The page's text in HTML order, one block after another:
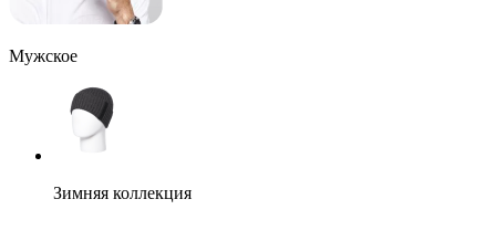
Мужское
Зимняя коллекция